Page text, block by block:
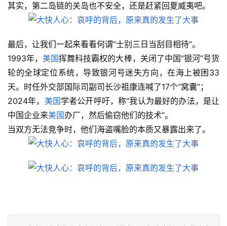
其实，第二岛链的关岛也不安全，还是赶紧回夏威夷吧。
最后，让我们一起来看看何谓“士别三日当刮目相待”。
1993年，美国挥舞科技霸权的大棒，关闭了中国“银河”号货
轮的全球定位系统，导致银河号迷失方向，在海上被困33
天。时任外交部国际司副司长沙祖康连喊了17个“窝囊”；
2024年， 美国学者公开呼吁，称“我认为最好的办法，是让
中国企业来美国办厂，然后偷窃他们的技术”。
当双方无法竞争时，他们海盗嘴脸的本质又暴露出来了。